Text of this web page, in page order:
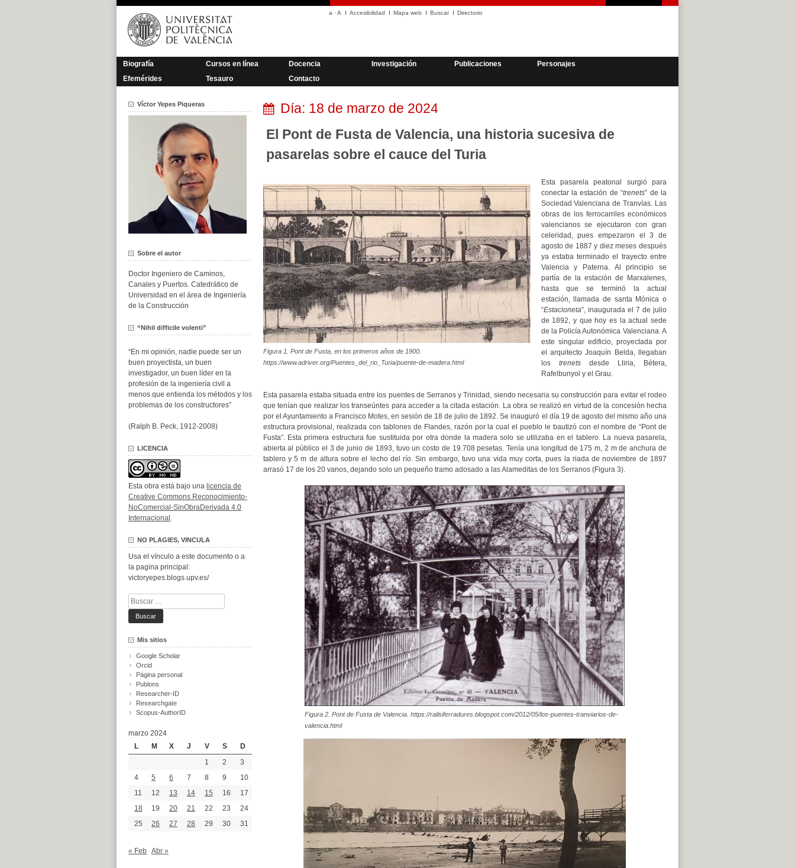
Saltar
contenido
a ·A Accesibilidad Mapa web Buscar Directorio
Biografía Cursos en línea Docencia Investigación Publicaciones
Personajes
Efemérides
Tesauro Contacto
Día: 18 de marzo de 2024
El Pont de Fusta de Valencia, una historia sucesiva de
pasarelas sobre el cauce del Turia
Figura 1. Pont de Fusta, en los primeros años de 1900.
https://www.adriver.org/Puentes_del_rio_Turia/puente-de-madera.html
Esta pasarela peatonal surgió para
conectar la estación de “trenets” de la
Sociedad Valenciana de Tranvías. Las
obras de los ferrocarriles económicos
valencianos se ejecutaron con gran
celeridad, pues empezaron el 3 de
agosto de 1887 y diez meses después
ya estaba terminado el trayecto entre
Valencia y Paterna. Al principio se
partía de la estación de Marxalenes,
hasta que se terminó la actual
estación, llamada de santa Mónica o
“Estacioneta”, inaugurada el 7 de julio
de 1892, y que hoy es la actual sede
de la Policía Autonómica Valenciana. A
este singular edificio, proyectada por
el arquitecto Joaquín Belda, llegaban
los trenetsdesde Lliria, Bétera,
Rafelbunyol y el Grau.
Esta pasarela estaba situada entre los puentes de Serranos y Trinidad, siendo necesaria su construcción para evitar el rodeo
que tenían que realizar los transeúntes para acceder a la citada estación. La obra se realizó en virtud de la concesión hecha
por el Ayuntamiento a Francisco Motes, en sesión de 18 de julio de 1892. Se inauguró el día 19 de agosto del mismo año una
estructura provisional, realizada con tablones de Flandes, razón por la cual el pueblo le bautizó con el nombre de “Pont de
Fusta”. Esta primera estructura fue sustituida por otra donde la madera solo se utilizaba en el tablero. La nueva pasarela,
abierta al público el 3 de junio de 1893, tuvo un costo de 19.708 pesetas. Tenía una longitud de 175 m, 2 m de anchura de
tablero y 5 m de altura sobre el lecho del río. Sin embargo, tuvo una vida muy corta, pues la riada de noviembre de 1897
arrasó 17 de los 20 vanos, dejando solo un pequeño tramo adosado a las Alameditas de los Serranos (Figura 3).
Figura 2. Pont de Fusta de Valencia. https://railsiferradures.blogspot.com/2012/05/los-puentes-tranviarios-de-
valencia.html
Víctor Yepes Piqueras
Sobre el autor
Doctor Ingeniero de Caminos,
Canales y Puertos. Catedrático de
Universidad en el área de Ingeniería
de la Construcción
“Nihil difficile volenti”
“En mi opinión, nadie puede ser un
buen proyectista, un buen
investigador, un buen líder en la
profesión de la ingeniería civil a
menos que entienda los métodos y los
problemas de los constructores”
(Ralph B. Peck, 1912-2008)
LICENCIA
Esta obra está bajo una licencia de
Creative Commons Reconocimiento-
NoComercial-SinObraDerivada 4.0
Internacional .
NO PLAGIES, VINCULA
Usa el vínculo a este documento o a
la pagina principal:
victoryepes.blogs.upv.es/
Buscar:
Mis sitios
Google Scholar
Orcid
Página personal
Publons
Researcher-ID
Researchgate
Scopus-AuthorID
marzo 2024
L
M X J V S
D
1
2
3
4
5 6 7 8 9
10
11
12 13 14 15 16
17
18
19 20 21 22 23
24
25
26 27 28 29 30 31
« Feb Abr »